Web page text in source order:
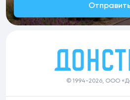
© 1994-2026, ООО